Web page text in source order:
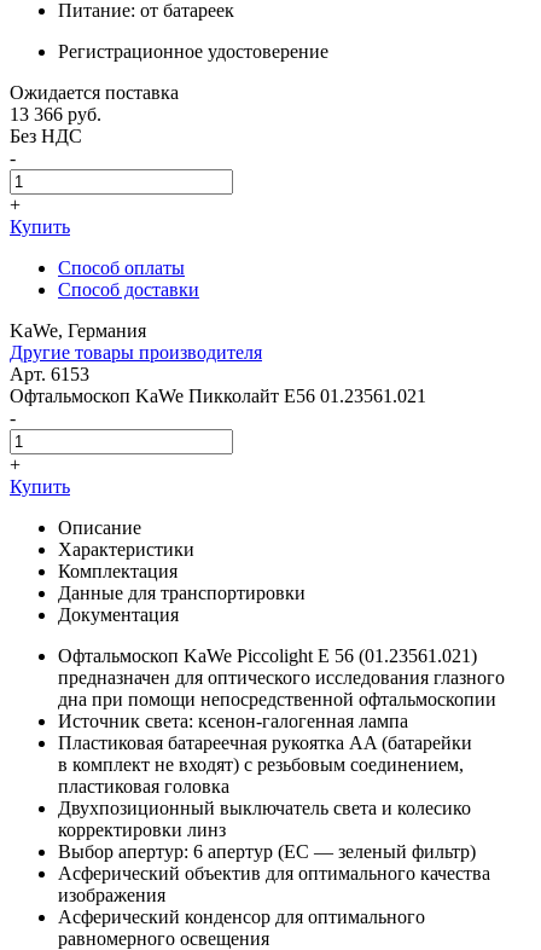
Питание: от батареек
Регистрационное удостоверение
Ожидается поставка
13 366 руб.
Без НДС
-
+
Купить
Способ оплаты
Способ доставки
KaWe, Германия
Другие товары производителя
Арт. 6153
Офтальмоскоп KaWe Пикколайт E56 01.23561.021
-
+
Купить
Описание
Характеристики
Комплектация
Данные для транспортировки
Документация
Офтальмоскоп KaWe Piccolight E 56 (01.23561.021)
предназначен для оптического исследования глазного
дна при помощи непосредственной офтальмоскопии
Источник света: ксенон-галогенная лампа
Пластиковая батареечная рукоятка AA (батарейки
в комплект не входят) с резьбовым соединением,
пластиковая головка
Двухпозиционный выключатель света и колесико
корректировки линз
Выбор апертур: 6 апертур (EC — зеленый фильтр)
Асферический объектив для оптимального качества
изображения
Асферический конденсор для оптимального
равномерного освещения